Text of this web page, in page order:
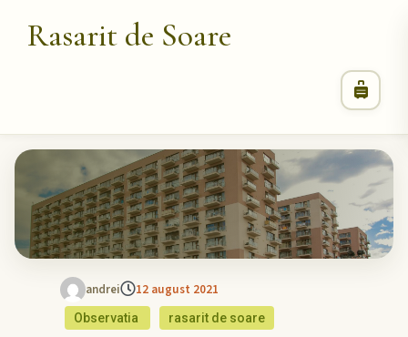
Rasarit de Soare
andrei 12 august 2021
Observatia rasarit de soare